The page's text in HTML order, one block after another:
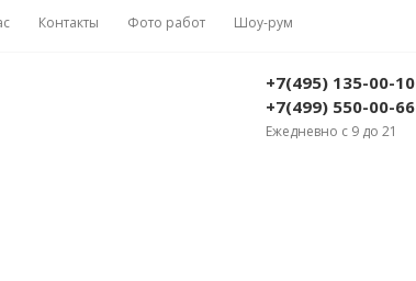
Контакты Фото работ Шоу-рум
+7(495) 135-00-10
+7(499) 550-00-66
Ежедневно с 9 до 21